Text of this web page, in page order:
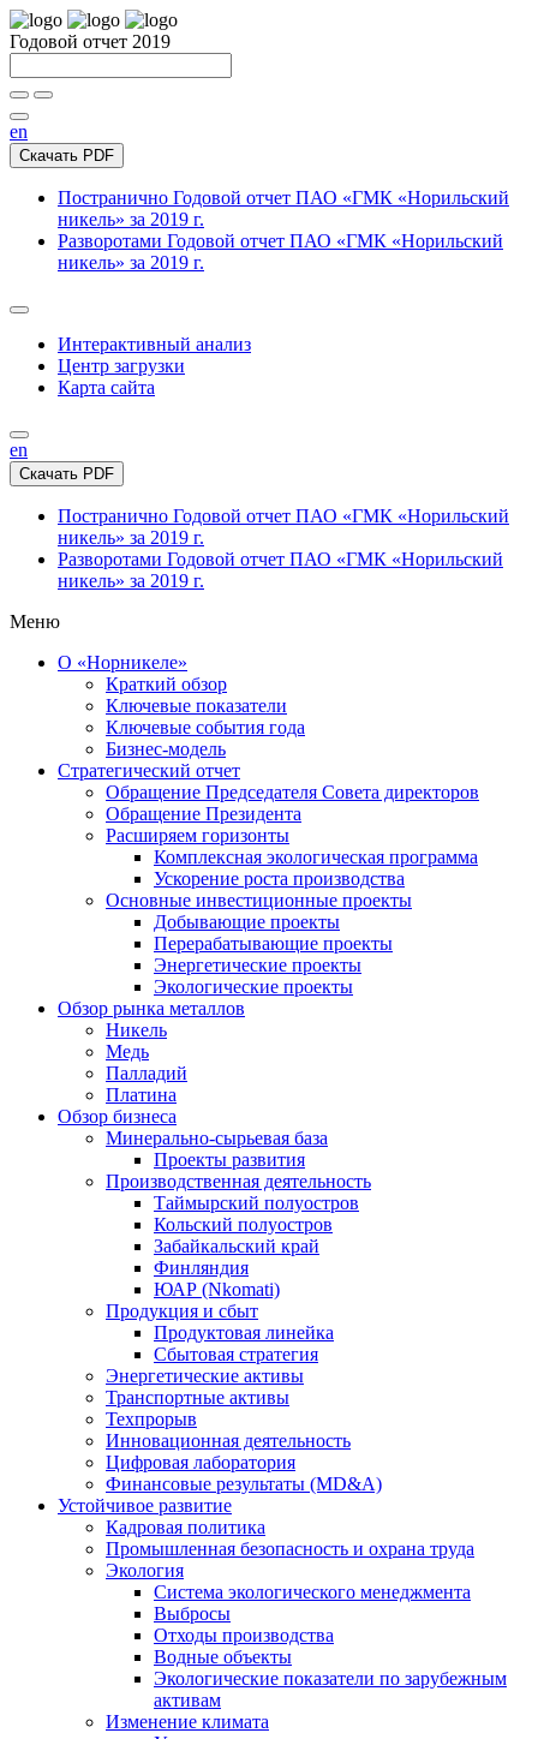
Годовой отчет 2019
en
Скачать PDF
Постранично Годовой отчет ПАО «ГМК «Норильский
никель» за 2019 г.
Разворотами Годовой отчет ПАО «ГМК «Норильский
никель» за 2019 г.
Интерактивный анализ
Центр загрузки
Карта сайта
en
Скачать PDF
Постранично Годовой отчет ПАО «ГМК «Норильский
никель» за 2019 г.
Разворотами Годовой отчет ПАО «ГМК «Норильский
никель» за 2019 г.
Меню
О «Норникеле»
Краткий обзор
Ключевые показатели
Ключевые события года
Бизнес-модель
Стратегический отчет
Обращение Председателя Совета директоров
Обращение Президента
Расширяем горизонты
Комплексная экологическая программа
Ускорение роста производства
Основные инвестиционные проекты
Добывающие проекты
Перерабатывающие проекты
Энергетические проекты
Экологические проекты
Обзор рынка металлов
Никель
Медь
Палладий
Платина
Обзор бизнеса
Минерально-сырьевая база
Проекты развития
Производственная деятельность
Таймырский полуостров
Кольский полуостров
Забайкальский край
Финляндия
ЮАР (Nkomati)
Продукция и сбыт
Продуктовая линейка
Сбытовая стратегия
Энергетические активы
Транспортные активы
Техпрорыв
Инновационная деятельность
Цифровая лаборатория
Финансовые результаты (MD&A)
Устойчивое развитие
Кадровая политика
Промышленная безопасность и охрана труда
Экология
Система экологического менеджмента
Выбросы
Отходы производства
Водные объекты
Экологические показатели по зарубежным
активам
Изменение климата